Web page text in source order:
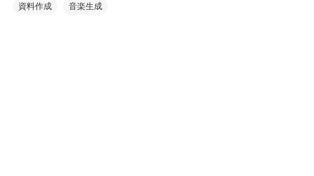
資料作成 音楽生成